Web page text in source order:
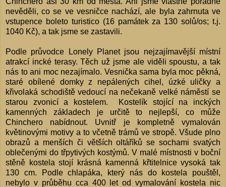
nevěděli, co se ve vesničce nachází, ale byla zahrnuta ve
vstupence boleto turistico (16 památek za 130 solů/os; t.j.
1040 Kč), a tak jsme se zastavili.
Podle průvodce Lonely Planet jsou nejzajímavější místní
atrakcí incké terasy. Těch už jsme ale viděli spoustu, a tak
nás to ani moc nezajímalo. Vesnička sama byla moc pěkná,
staré obílené domky z nepálených cihel, úzké uličky a
křivolaká schodiště vedoucí na nečekaně velké náměstí se
starou zvonicí a kostelem. Kostelík stojící na inckých
kamenných základech je určitě to nejlepší, co může
Chinchero nabídnout. Uvnitř je kompletně vymalován
květinovými motivy a to včetně trámů ve stropě. Všude plno
obrazů a menších či větších oltáříků se sochami svatých
oblečenými do třpytivých kostýmů. V malé místnosti v boční
stěně kostela stojí krásná kamenná křtitelnice vysoká tak
130 cm. Podle chlapáka, který nás do kostela pouštěl,
nebylo v průběhu cca 400 let od vymalování kostela nic